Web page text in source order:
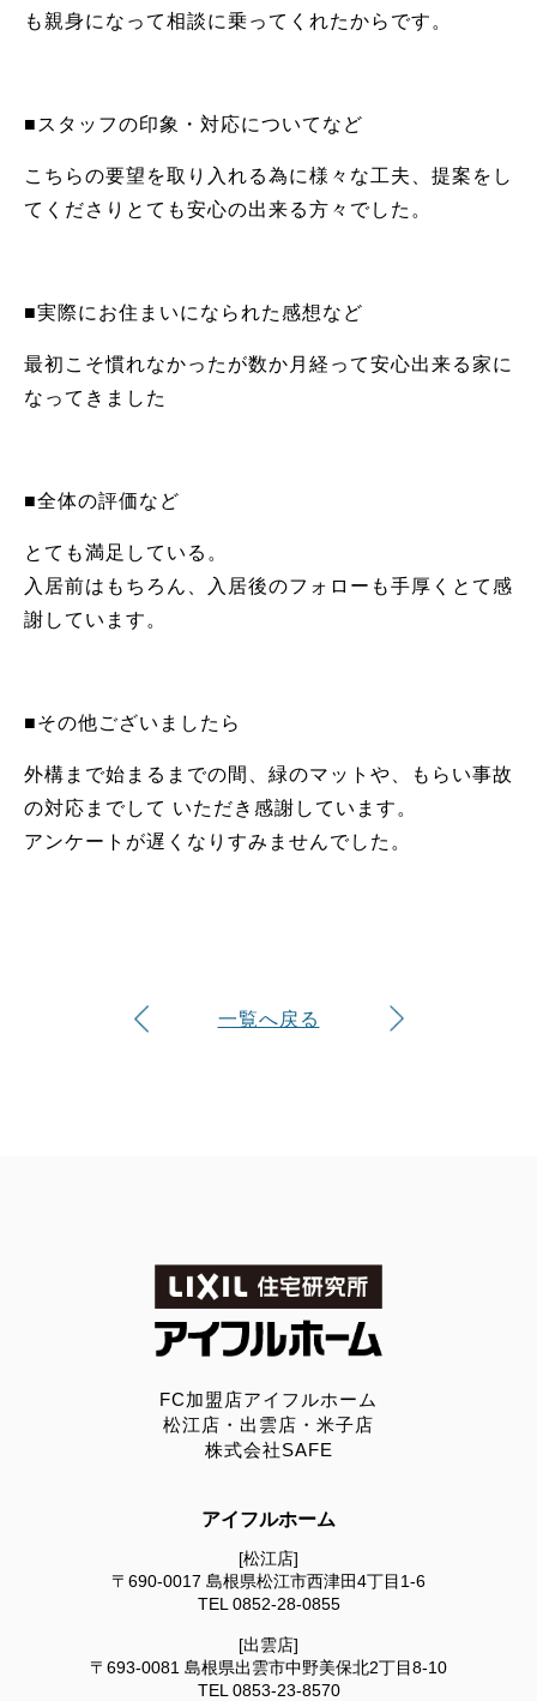
も親身になって相談に乗ってくれたからです。
■スタッフの印象・対応についてなど
こちらの要望を取り入れる為に様々な工夫、提案をし
てくださりとても安心の出来る方々でした。
■実際にお住まいになられた感想など
最初こそ慣れなかったが数か月経って安心出来る家に
なってきました
■全体の評価など
とても満足している。
入居前はもちろん、入居後のフォローも手厚くとて感
謝しています。
■その他ございましたら
外構まで始まるまでの間、緑のマットや、もらい事故
の対応までして いただき感謝しています。
アンケートが遅くなりすみませんでした。
一覧へ戻る
FC加盟店アイフルホーム
松江店・出雲店・米子店
株式会社SAFE
アイフルホーム
[松江店]
〒690-0017 島根県松江市西津田4丁目1-6
TEL 0852-28-0855
[出雲店]
〒693-0081 島根県出雲市中野美保北2丁目8-10
TEL 0853-23-8570